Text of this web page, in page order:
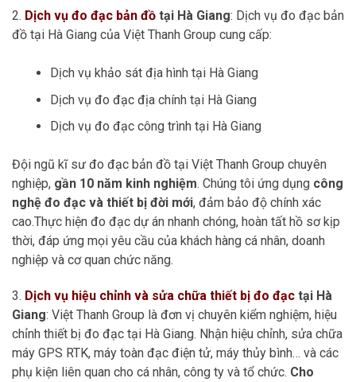
2. Dịch vụ đo đạc bản đồ tại Hà Giang: Dịch vụ đo đạc bản
đồ tại Hà Giang của Việt Thanh Group cung cấp:
Dịch vụ khảo sát địa hình tại Hà Giang
Dịch vụ đo đạc địa chính tại Hà Giang
Dịch vụ đo đạc công trình tại Hà Giang
Đội ngũ kĩ sư đo đạc bản đồ tại Việt Thanh Group chuyên
nghiệp, gần 10 năm kinh nghiệm. Chúng tôi ứng dụng công
nghệ đo đạc và thiết bị đời mới, đảm bảo độ chính xác
cao.Thực hiện đo đạc dự án nhanh chóng, hoàn tất hồ sơ kịp
thời, đáp ứng mọi yêu cầu của khách hàng cá nhân, doanh
nghiệp và cơ quan chức năng.
3. Dịch vụ hiệu chỉnh và sửa chữa thiết bị đo đạc tại Hà
Giang: Việt Thanh Group là đơn vị chuyên kiểm nghiệm, hiệu
chỉnh thiết bị đo đạc tại Hà Giang. Nhận hiệu chỉnh, sửa chữa
máy GPS RTK, máy toàn đạc điện tử, máy thủy bình… và các
phụ kiện liên quan cho cá nhân, công ty và tổ chức. Cho